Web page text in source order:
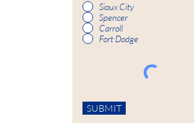
Sioux City
Spencer
Carroll
Fort Dodge
SUBMIT